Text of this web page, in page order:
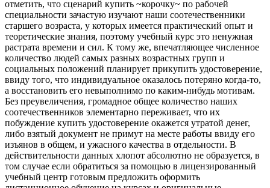
отметить, что сценарий купить ~корочку~ по рабочей
специальности зачастую изучают наши соотечественники
старшего возраста, у которых имеется практический опыт и
теоретические знания, поэтому учебный курс это ненужная
растрата времени и сил. К тому же, впечатляющее численное
количество людей самых разных возрастных групп и
социальных положений планирует прикупить удостоверение,
ввиду того, что индивидуальное оказалось потеряно когда-то,
а восстановить его невыполнимо по каким-нибудь мотивам.
Без преувеличения, громадное общее количество наших
соотечественников элементарно переживает, что их
побуждение купить удостоверение окажется утратой денег,
либо взятый документ не примут на месте работы ввиду его
изъянов в общем, и ужасного качества в отдельности. В
действительности данных хлопот абсолютно не образуется, в
том случае если обратиться за помощью в лицензированный
учебный центр готовым предложить оформить